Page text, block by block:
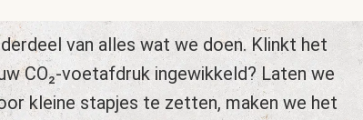
van alles wat we doen. Klinkt het
CO₂-voetafdruk ingewikkeld? Laten we
kleine stapjes te zetten, maken we het